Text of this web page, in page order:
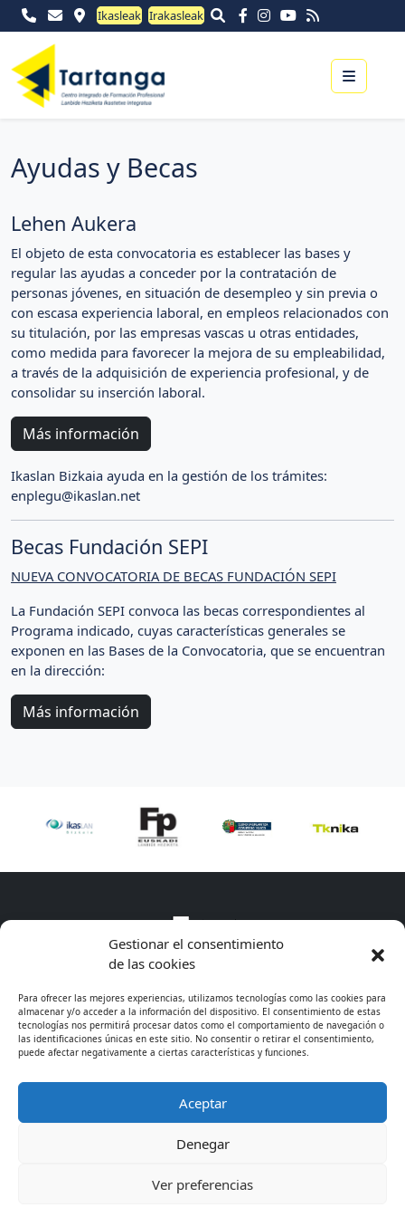
Gestionar el consentimiento
de las cookies
Para ofrecer las mejores experiencias, utilizamos tecnologías como las cookies para
almacenar y/o acceder a la información del dispositivo. El consentimiento de estas
tecnologías nos permitirá procesar datos como el comportamiento de navegación o
las identificaciones únicas en este sitio. No consentir o retirar el consentimiento,
puede afectar negativamente a ciertas características y funciones.
Aceptar
Denegar
Ver preferencias
Ikasleak Irakasleak
Menu
Ayudas y Becas
Lehen Aukera
El objeto de esta convocatoria es establecer las bases y
regular las ayudas a conceder por la contratación de
personas jóvenes, en situación de desempleo y sin previa o
con escasa experiencia laboral, en empleos relacionados con
su titulación, por las empresas vascas u otras entidades,
como medida para favorecer la mejora de su empleabilidad,
a través de la adquisición de experiencia profesional, y de
consolidar su inserción laboral.
Más información
Ikaslan Bizkaia ayuda en la gestión de los trámites:
enplegu@ikaslan.net
Becas Fundación SEPI
NUEVA CONVOCATORIA DE BECAS FUNDACIÓN SEPI
La Fundación SEPI convoca las becas correspondientes al
Programa indicado, cuyas características generales se
exponen en las Bases de la Convocatoria, que se encuentran
en la dirección:
Más información
* Excepto cursos de especialización
© 2026 - CIFP Tartanga LHII · 944 675 311
legal
· Cookies